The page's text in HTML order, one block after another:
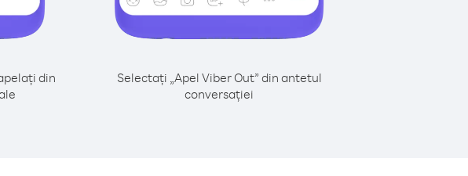
din
Selectați „Apel Viber Out” din antetul
conversației